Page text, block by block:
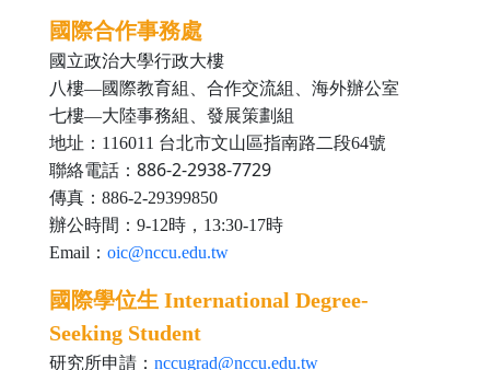
國際合作事務處
國立政治大學行政大樓
八樓—國際教育組、合作交流組、海外辦公室
七樓—大陸事務組、發展策劃組
地址：116011 台北市文山區指南路二段64號
聯絡電話： 886-2-2938-7729
傳真：886-2-29399850
辦公時間：9-12時，13:30-17時
Email： oic@nccu.edu.tw
國際學位生 International Degree-
Seeking Student
研究所申請： nccugrad@nccu.edu.tw